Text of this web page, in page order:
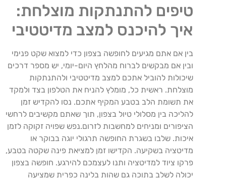
טיפים להתנתקות מוצלחת:
איך להיכנס למצב מדיטטיבי
בין אם אתם מגיעים לחופשה בצפון כדי למצוא שקט פנימי
ובין אם מבקשים לברוח מהלחץ היום-יומי, יש מספר דרכים
שיכולות להוביל אתכם למצב מדיטטיבי ולהתנתקות
מוצלחת. ראשית כל, מומלץ להניח את הטלפון בצד ולמקד
את תשומת הלב בטבע המקיף אתכם. נסו להקדיש זמן
להליכה בין מסלולי טיול בצפון, תוך שאתם מקשיבים לרחשי
הציפורים ומניחים למחשבות לזרום.נפש שפויה זקוקה לזמן
איכות. שלבו בשגרת החופשה תרגולי יוגה בבוקר או
מדיטציה בשקיעה. הקדישו זמן למציאת פינה שקטה בטבע,
פרקו ציוד למדיטציה ותנו לעצמכם להירגע. חופשה בצפון
יכולה לשלב בתוכה גם שהות בלינה כפרית שמציעה